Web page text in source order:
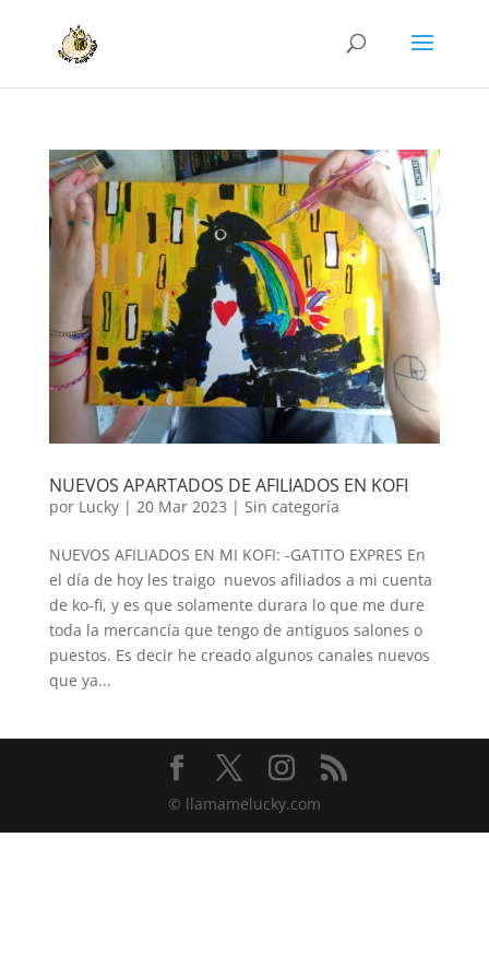
NUEVOS APARTADOS DE AFILIADOS EN KOFI
por Lucky| 20 Mar 2023 | Sin categoría
NUEVOS AFILIADOS EN MI KOFI: -GATITO EXPRES En
el día de hoy les traigo nuevos afiliados a mi cuenta
de ko-fi, y es que solamente durara lo que me dure
toda la mercancía que tengo de antiguos salones o
puestos. Es decir he creado algunos canales nuevos
que ya...
© llamamelucky.com